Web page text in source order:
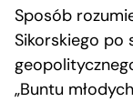
Sposób
Sikorskiego po
„Buntu